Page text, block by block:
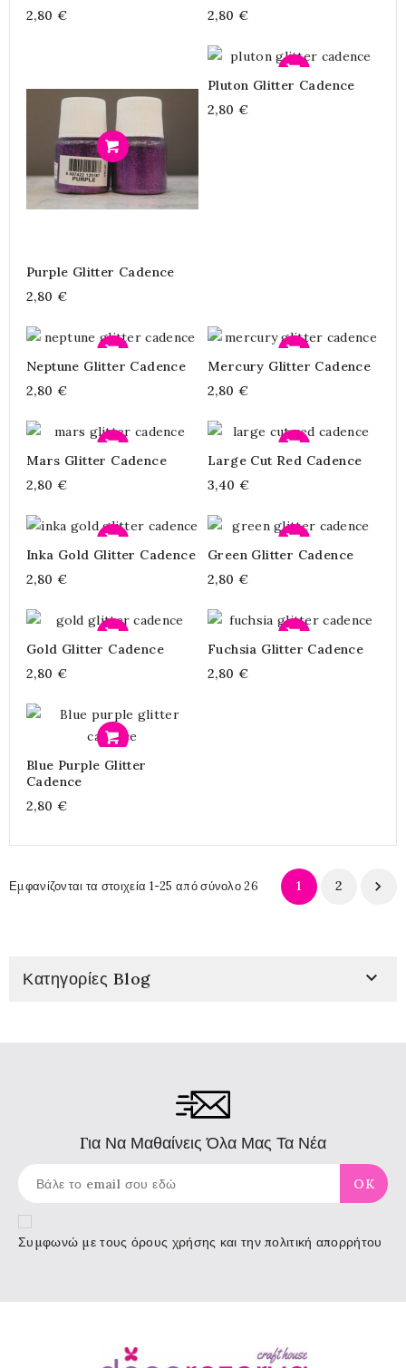
2,80 €
2,80 €
Purple Glitter Cadence
2,80 €
Pluton Glitter Cadence
2,80 €
Neptune Glitter Cadence
2,80 €
Mercury Glitter Cadence
2,80 €
Mars Glitter Cadence
2,80 €
Large Cut Red Cadence
3,40 €
Inka Gold Glitter Cadence
2,80 €
Green Glitter Cadence
2,80 €
Gold Glitter Cadence
2,80 €
Fuchsia Glitter Cadence
2,80 €
Blue Purple Glitter
Cadence
2,80 €
Εμφανίζονται τα στοιχεία 1-25 από σύνολο 26 1 2 
Κατηγορίες Blog 
Για Να Μαθαίνεις Όλα Μας Τα Νέα
Συμφωνώ με τους όρους χρήσης και την πολιτική απορρήτου